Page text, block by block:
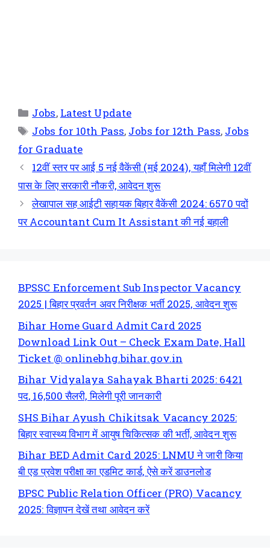
Jobs, Latest Update
Jobs for 10th Pass, Jobs for 12th Pass, Jobs
for Graduate
12वीं स्तर पर आई 5 नई वैकेंसी (मई 2024), यहाँ मिलेगी 12वीं
पास के लिए सरकारी नौकरी, आवेदन शुरू
लेखापाल सह आईटी सहायक बिहार वैकेंसी 2024: 6570 पदों
पर Accountant Cum It Assistant की नई बहाली
BPSSC Enforcement Sub Inspector Vacancy
2025 | बिहार प्रवर्तन अवर निरीक्षक भर्ती 2025, आवेदन शुरू
Bihar Home Guard Admit Card 2025
Download Link Out – Check Exam Date, Hall
Ticket @ onlinebhg.bihar.gov.in
Bihar Vidyalaya Sahayak Bharti 2025: 6421
पद, 16,500 सैलरी, मिलेगी पूरी जानकारी
SHS Bihar Ayush Chikitsak Vacancy 2025:
बिहार स्वास्थ्य विभाग में आयुष चिकित्सक की भर्ती, आवेदन शुरू
Bihar BED Admit Card 2025: LNMU ने जारी किया
बी एड प्रवेश परीक्षा का एडमिट कार्ड, ऐसे करें डाउनलोड
BPSC Public Relation Officer (PRO) Vacancy
2025: विज्ञापन देखें तथा आवेदन करें